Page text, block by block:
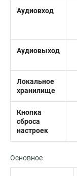
Аудиовход
Аудиовыход
Локальное
хранилище
Кнопка
сброса
настроек
Основное